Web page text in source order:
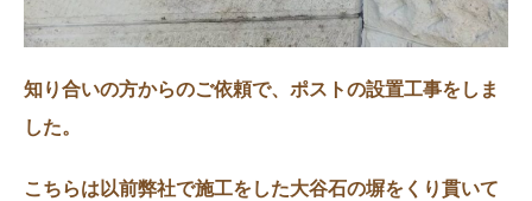
知り合いの方からのご依頼で、ポストの設置工事をしま
した。
こちらは以前弊社で施工をした大谷石の塀をくり貫いて